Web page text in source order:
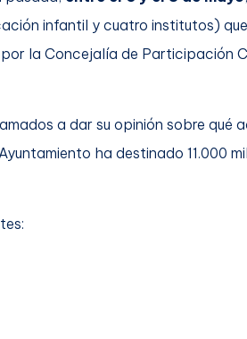
infantil y cuatro institutos)
la Concejalía de Participación
a dar su opinión sobre qué
ha destinado 11.000